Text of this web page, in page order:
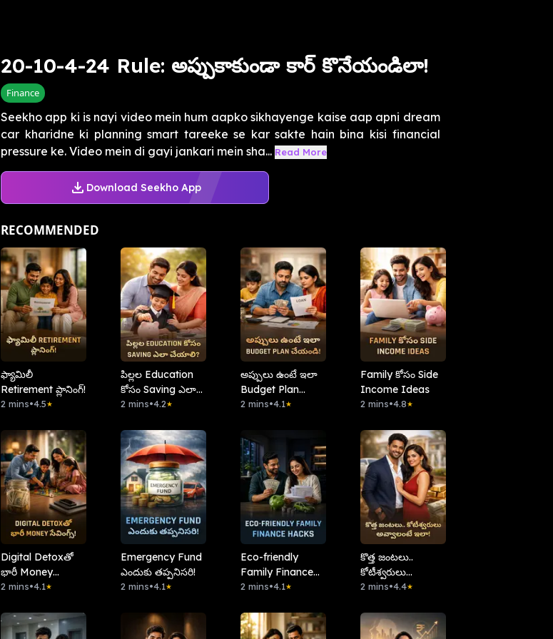
20-10-4-24 Rule: అప్పుకాకుండా కార్ కొనేయండిలా!
Finance
Seekho app ki is nayi video mein hum aapko sikhayenge kaise aap apni dream
car kharidne ki planning smart tareeke se kar sakte hain bina kisi financial
pressure ke. Video mein di gayi jankari mein sha... Read More
Download Seekho App
RECOMMENDED
ఫ్యామిలీ
Retirement ప్లానింగ్!
2 mins•4.5★
పిల్లల Education
కోసం Saving ఎలా
చేయాలి?
2 mins•4.2★
అప్పులు ఉంటే ఇలా
Budget Plan
చేయండి!
2 mins•4.1★
Family కోసం Side
Income Ideas
2 mins•4.8★
Digital Detoxతో
భారీ Money
సేవింగ్స్!
2 mins•4.1★
Emergency Fund
ఎందుకు తప్పనిసరి!
2 mins•4.1★
Eco-friendly
Family Finance
Hacks
2 mins•4.1★
కొత్త జంటలు..
కోటీశ్వరులు
అవ్వాలంటే ఇలా!
2 mins•4.4★